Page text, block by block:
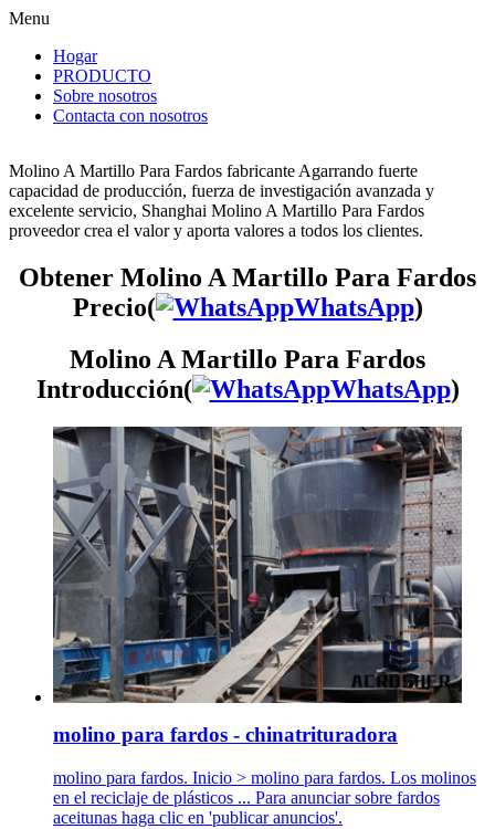
Menu
Hogar
PRODUCTO
Sobre nosotros
Contacta con nosotros
Molino A Martillo Para Fardos fabricante Agarrando fuerte
capacidad de producción, fuerza de investigación avanzada y
excelente servicio, Shanghai Molino A Martillo Para Fardos
proveedor crea el valor y aporta valores a todos los clientes.
Obtener Molino A Martillo Para Fardos
Precio(
WhatsApp)
Molino A Martillo Para Fardos
Introducción(
WhatsApp)
molino para fardos - chinatrituradora
molino para fardos. Inicio > molino para fardos. Los molinos
en el reciclaje de plásticos ... Para anunciar sobre fardos
aceitunas haga clic en 'publicar anuncios'.